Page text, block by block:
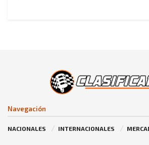
Navegación
NACIONALES INTERNACIONALES